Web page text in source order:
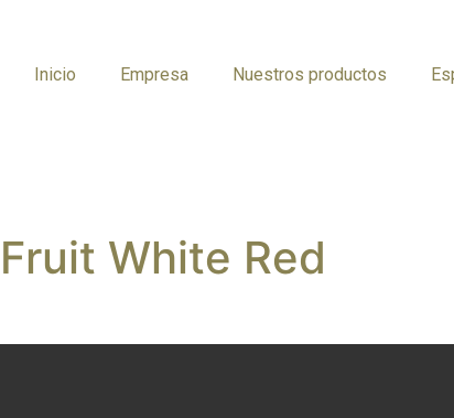
Inicio Empresa Nuestros productos
White Red